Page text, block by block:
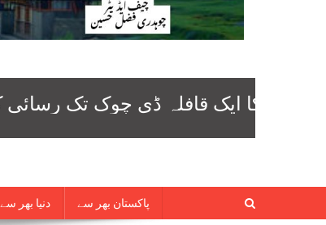
دنیا بھر سے پاکستان بھر سے